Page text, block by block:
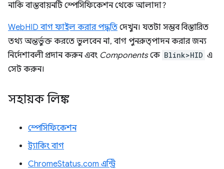
নাকি বাস্তবায়নটি স্পেসিফিকেশন থেকে আলাদা?
WebHID বাগ ফাইল করার পদ্ধতি দেখুন। যতটা সম্ভব বিস্তারিত
তথ্য অন্তর্ভুক্ত করতে ভুলবেন না, বাগ পুনরুত্পাদন করার জন্য
নির্দেশাবলী প্রদান করুন এবং Componentsকে Blink>HID এ
সেট করুন।
সহায়ক লিঙ্ক
স্পেসিফিকেশন
ট্র্যাকিং বাগ
ChromeStatus.com এন্ট্রি